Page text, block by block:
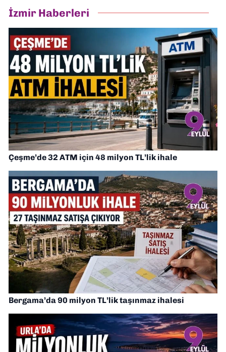
İzmir Haberleri
Çeşme’de 32 ATM için 48 milyon TL’lik ihale
Bergama’da 90 milyon TL’lik taşınmaz ihalesi